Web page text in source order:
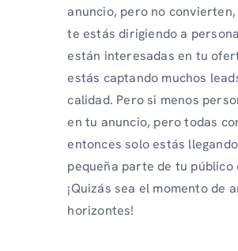
anuncio, pero no
te estás dirigiendo a
están interesadas en tu
estás captando muchos
calidad. Pero si menos
en tu anuncio, pero todas
entonces solo estás
pequeña parte de tu público
¡Quizás sea el momento de
horizontes!